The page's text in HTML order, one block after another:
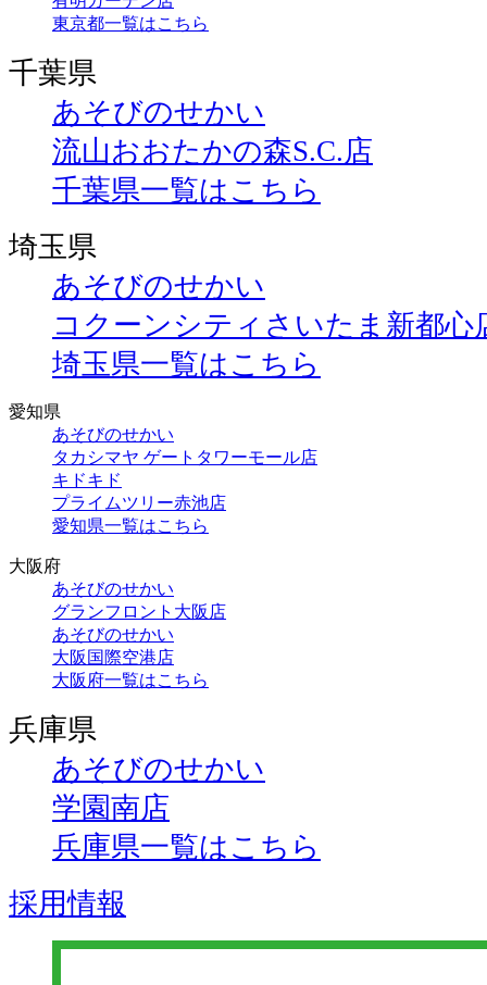
東京都一覧はこちら
千葉県
あそびのせかい
流山おおたかの森S.C.店
千葉県一覧はこちら
埼玉県
あそびのせかい
コクーンシティさいたま新都心
埼玉県一覧はこちら
愛知県
あそびのせかい
タカシマヤ ゲートタワーモール店
キドキド
プライムツリー赤池店
愛知県一覧はこちら
大阪府
あそびのせかい
グランフロント大阪店
あそびのせかい
大阪国際空港店
大阪府一覧はこちら
兵庫県
あそびのせかい
学園南店
兵庫県一覧はこちら
採用情報